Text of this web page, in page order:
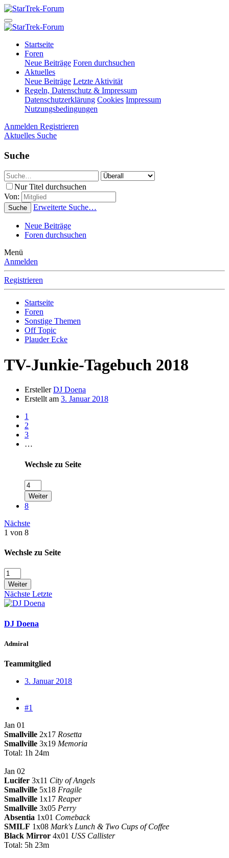
Startseite
Foren
Neue Beiträge Foren durchsuchen
Aktuelles
Neue Beiträge Letzte Aktivität
Regeln, Datenschutz & Impressum
Datenschutzerklärung Cookies Impressum
Nutzungsbedingungen
Anmelden Registrieren
Aktuelles Suche
Suche
Nur Titel durchsuchen
Von:
Suche Erweiterte Suche…
Neue Beiträge
Foren durchsuchen
Menü
Anmelden
Registrieren
Startseite
Foren
Sonstige Themen
Off Topic
Plauder Ecke
TV-Junkie-Tagebuch 2018
Ersteller DJ Doena
Erstellt am 3. Januar 2018
1
2
3
…
Wechsle zu Seite
Weiter
8
Nächste
1 von 8
Wechsle zu Seite
Weiter
Nächste Letzte
DJ Doena
Admiral
Teammitglied
3. Januar 2018
#1
Jan 01
Smallville 2x17 Rosetta
Smallville 3x19 Memoria
Total: 1h 24m
Jan 02
Lucifer 3x11 City of Angels
Smallville 5x18 Fragile
Smallville 1x17 Reaper
Smallville 3x05 Perry
Absentia 1x01 Comeback
SMILF 1x08 Mark's Lunch & Two Cups of Coffee
Black Mirror 4x01 USS Callister
Total: 5h 23m